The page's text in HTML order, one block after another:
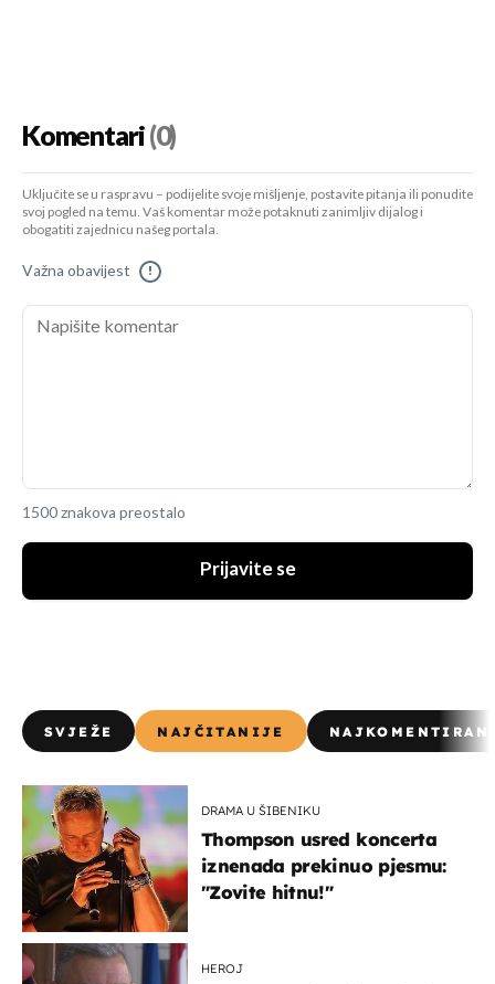
Komentari(0)
Uključite se u raspravu – podijelite svoje mišljenje, postavite pitanja ili ponudite
svoj pogled na temu. Vaš komentar može potaknuti zanimljiv dijalog i
obogatiti zajednicu našeg portala.
Važna obavijest !
1500 znakova preostalo
Prijavite se
SVJEŽE NAJČITANIJE
DRAMA U ŠIBENIKU
Thompson usred koncerta
iznenada prekinuo pjesmu:
"Zovite hitnu!"
HEROJ